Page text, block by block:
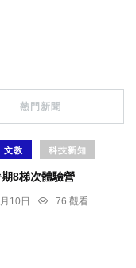
熱門新聞
文教 科技新知
8梯次體驗營
10日
76 觀看